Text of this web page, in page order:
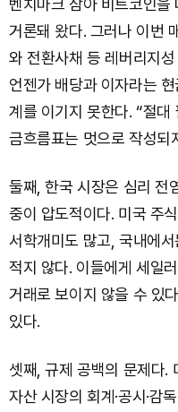
벤치마크 삼아 비트코인
거론돼 왔다. 그러나 이번
와 전환사채 등 레버리지
언젠가 배당과 이자라는
계를 이기지 못한다. “절대
금흐름표는 멋으로 작성되
둘째, 한국 시장은 심리 전
중이 압도적이다. 미국 주
서학개미도 많고, 국내에서
적지 않다. 이들에게 세일
거래로 보이지 않을 수 있
있다.
셋째, 규제 공백의 문제다.
자산 시장의 회계·공시·감